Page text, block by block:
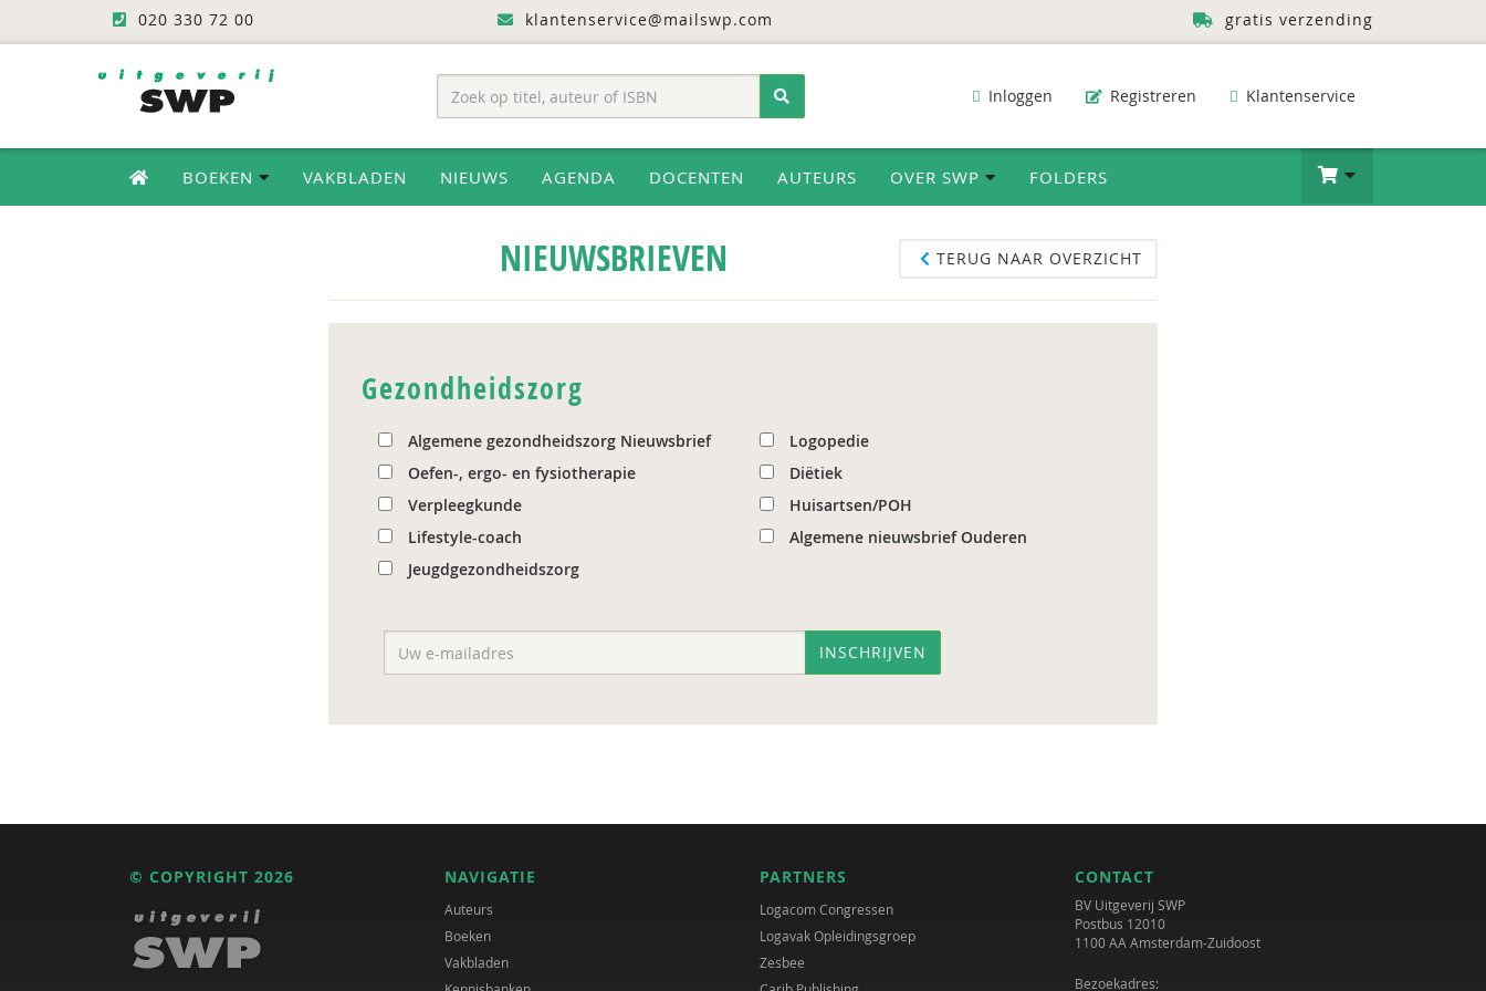
020 330 72 00 klantenservice@mailswp.com gratis verzending
Inloggen Registreren Klantenservice
BOEKEN VAKBLADEN NIEUWS AGENDA DOCENTEN AUTEURS OVER SWP FOLDERS
TERUG NAAR OVERZICHT
NIEUWSBRIEVEN
Gezondheidszorg
Algemene gezondheidszorg Nieuwsbrief
Logopedie
Oefen-, ergo- en fysiotherapie
Diëtiek
Verpleegkunde
Huisartsen/POH
Lifestyle-coach
Algemene nieuwsbrief Ouderen
Jeugdgezondheidszorg
INSCHRIJVEN
© COPYRIGHT 2026 NAVIGATIE
Auteurs
Boeken
Vakbladen
PARTNERS
Logacom Congressen
Logavak Opleidingsgroep
Zesbee
CONTACT
BV Uitgeverij SWP
Postbus 12010
1100 AA Amsterdam-Zuidoost
Bezoekadres: